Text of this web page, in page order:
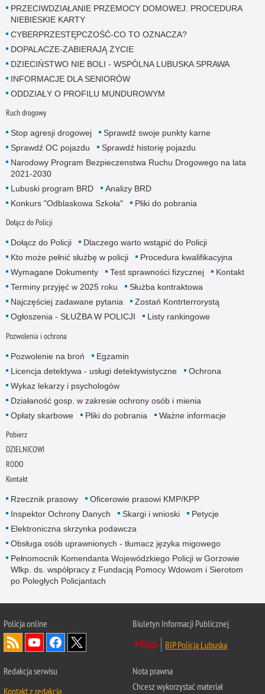
PRZECIWDZIAŁANIE PRZEMOCY DOMOWEJ. PROCEDURA
NIEBIESKIE KARTY
CYBERPRZESTĘPCZOŚĆ-CO TO OZNACZA?
DOPALACZE-ZABIERAJĄ ŻYCIE
DZIECIŃSTWO NIE BOLI - WSPÓLNA LUBUSKA SPRAWA
INFORMACJE DLA SENIORÓW
ODDZIAŁY O PROFILU MUNDUROWYM
Ruch drogowy
Stop agresji drogowej
Sprawdź swoje punkty karne
Sprawdź OC pojazdu
Sprawdź historię pojazdu
Narodowy Program Bezpieczenstwa Ruchu Drogowego na lata
2021-2030
Lubuski program BRD
Analizy BRD
Konkurs "Odblaskowa Szkoła"
Pliki do pobrania
Dołącz do Policji
Dołącz do Policji
Dlaczego warto wstąpić do Policji
Kto może pełnić służbę w policji
Procedura kwalifikacyjna
Wymagane Dokumenty
Test sprawności fizycznej
Kontakt
Terminy przyjęć w 2025 roku
Służba kontraktowa
Najczęściej zadawane pytania
Zostań Kontrterrorystą
Ogłoszenia - SŁUŻBA W POLICJI
Listy rankingowe
Pozwolenia i ochrona
Pozwolenie na broń
Egzamin
Licencja detektywa - usługi detektywistyczne
Ochrona
Wykaz lekarzy i psychologów
Działaność gosp. w zakresie ochrony osób i mienia
Opłaty skarbowe
Pliki do pobrania Ważne informacje
Pobierz
DZIELNICOWI
RODO
Kontakt
Rzecznik prasowy
Oficerowie prasowi KMP/KPP
Inspektor Ochrony Danych
Skargi i wnioski
Petycje
Elektroniczna skrzynka podawcza
Obsługa osób uprawnionych - tłumacz języka migowego
Pełnomocnik Komendanta Wojewódzkiego Policji w Gorzowie
Wlkp. ds. współpracy z Fundacją Pomocy Wdowom i Sierotom
po Poległych Policjantach
Policja online
Biuletyn Informacji Publicznej
BIP Policja Lubuska
Redakcja serwisu
Kontakt z redakcją
Nota prawna
Chcesz wykorzystać materiał